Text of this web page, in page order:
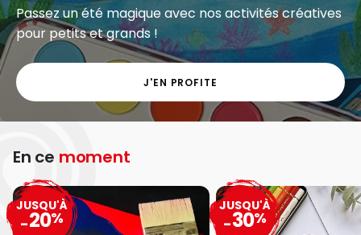
Passez un été magique avec nos activités créatives
pour petits et grands !
J'EN PROFITE
En ce moment
JUSQU'À
-20%
JUSQU'À
-30%